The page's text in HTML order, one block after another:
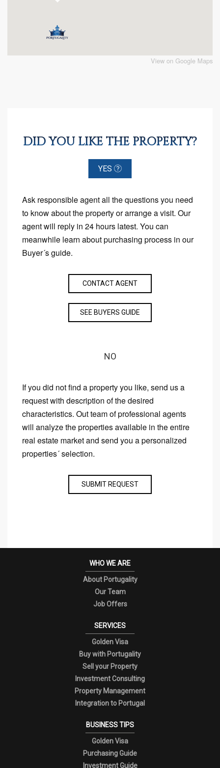
View on Google Maps
DID YOU LIKE THE PROPERTY?
YES
Ask responsible agent all the questions you need
to know about the property or arrange a visit. Our
agent will reply in 24 hours latest. You can
meanwhile learn about purchasing process in our
Buyer´s guide.
CONTACT AGENT
SEE BUYERS GUIDE
NO
If you did not find a property you like, send us a
request with description of the desired
characteristics. Out team of professional agents
will analyze the properties available in the entire
real estate market and send you a personalized
properties´ selection.
SUBMIT REQUEST
WHO WE ARE
About Portugality
Our Team
Job Offers
SERVICES
Golden Visa
Buy with Portugality
Sell your Property
Investment Consulting
Property Management
Integration to Portugal
BUSINESS TIPS
Golden Visa
Purchasing Guide
Investment Guide